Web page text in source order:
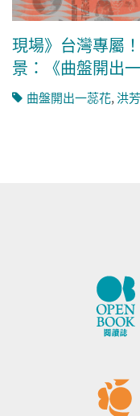
現場》台灣專屬
景：《曲盤開出
曲盤開出一蕊花,洪